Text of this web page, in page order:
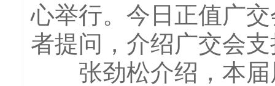
心举行。今日正值广
者提问，介绍广交会
张劲松介绍，本届